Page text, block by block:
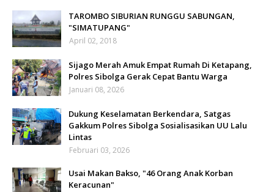
TAROMBO SIBURIAN RUNGGU SABUNGAN,
"SIMATUPANG"
April 02, 2018
Sijago Merah Amuk Empat Rumah Di Ketapang,
Polres Sibolga Gerak Cepat Bantu Warga
Januari 08, 2026
Dukung Keselamatan Berkendara, Satgas
Gakkum Polres Sibolga Sosialisasikan UU Lalu
Lintas
Februari 03, 2026
Usai Makan Bakso, "46 Orang Anak Korban
Keracunan"